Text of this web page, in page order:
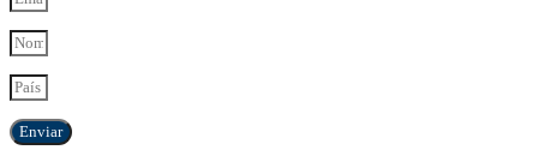
Enviar